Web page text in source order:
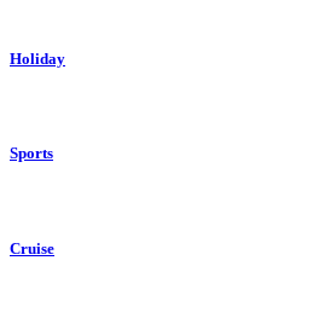
Holiday
Sports
Cruise